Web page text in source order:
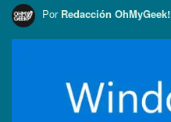
Por Redacción OhMyGeek!